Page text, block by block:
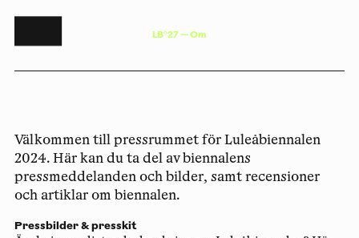
LB°27—Om
Välkommen till pressrummet för Luleåbiennalen
2024. Här kan du ta del av biennalens
pressmeddelanden och bilder, samt recensioner
och artiklar om biennalen.
Pressbilder & presskit